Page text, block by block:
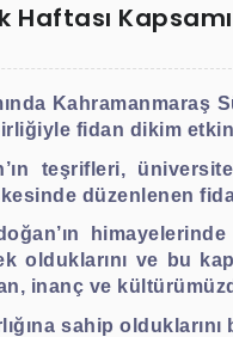
Haftası
fidan dikim
teşrifleri,
düzenlenen
ve bu
inanç ve
sahip